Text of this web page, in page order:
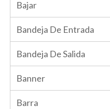
Bajar
Bandeja De Entrada
Bandeja De Salida
Banner
Barra